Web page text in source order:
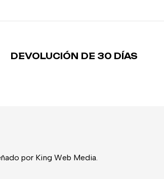
DEVOLUCIÓN DE 30 DÍAS
por King Web Media.